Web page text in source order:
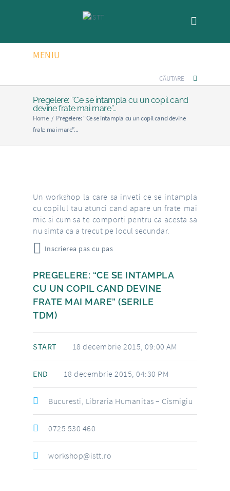
MENIU
Pregelere: “Ce se intampla cu un copil cand
devine frate mai mare”...
Home / Pregelere: “Ce se intampla cu un copil cand devine
frate mai mare”...
Un workshop la care sa inveti ce se intampla
cu copilul tau atunci cand apare un frate mai
mic si cum sa te comporti pentru ca acesta sa
nu simta ca a trecut pe locul secundar.
Inscrierea pas cu pas
PREGELERE: “CE SE INTAMPLA
CU UN COPIL CAND DEVINE
FRATE MAI MARE” (SERILE
TDM)
START 18 decembrie 2015, 09:00 AM
END 18 decembrie 2015, 04:30 PM
Bucuresti, Libraria Humanitas – Cismigiu
0725 530 460
workshop@istt.ro